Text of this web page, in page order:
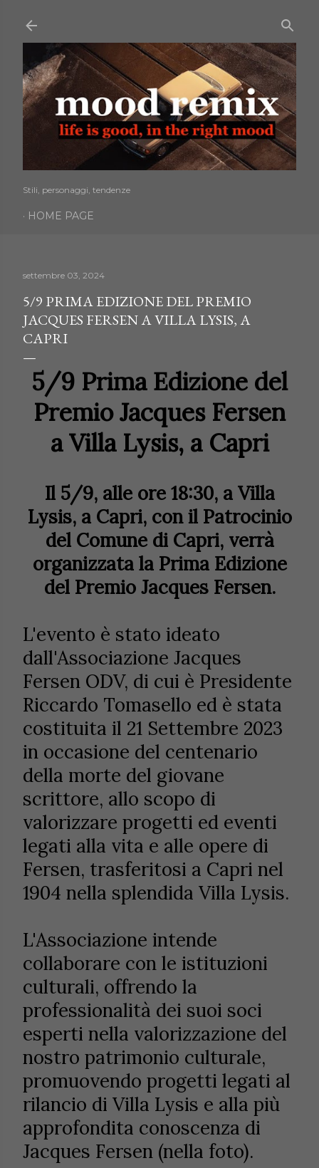
Stili, personaggi, tendenze
HOME PAGE
settembre 03, 2024
5/9 PRIMA EDIZIONE DEL PREMIO
JACQUES FERSEN A VILLA LYSIS, A
CAPRI
5/9 Prima Edizione del
Premio Jacques Fersen
aVilla Lysis, a Capri
Il 5/9, alle ore 18:30, a Villa
Lysis, a Capri, con il Patrocinio
del Comune di Capri, verrà
organizzata la Prima Edizione
del Premio Jacques Fersen.
L'evento è stato ideato
dall'Associazione Jacques
Fersen ODV, di cui è Presidente
Riccardo Tomasello ed è stata
costituita il 21 Settembre 2023
in occasione del centenario
della morte del giovane
scrittore, allo scopo di
valorizzare progetti ed eventi
legati alla vita e alle opere di
Fersen, trasferitosi a Capri nel
1904 nella splendida Villa Lysis.
L'Associazione intende
collaborare con le istituzioni
culturali, offrendo la
professionalità dei suoi soci
esperti nella valorizzazione del
nostro patrimonio culturale,
promuovendo progetti legati al
rilancio di Villa Lysis e alla più
approfondita conoscenza di
Jacques Fersen (nella foto).